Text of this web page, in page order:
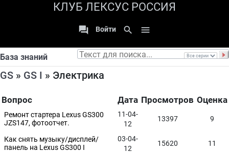
КЛУБ ЛЕКСУС РОССИЯ
 Войти search 
База знаний
GS » GS I » Электрика
Вопрос Дата Просмотров Оценка
Ремонт стартера Lexus GS300
JZS147, фотоотчет.
11-04-
12
13397 9
Как снять музыку/дисплей/
панель на Lexus GS300 I
03-04-
12
15620 11